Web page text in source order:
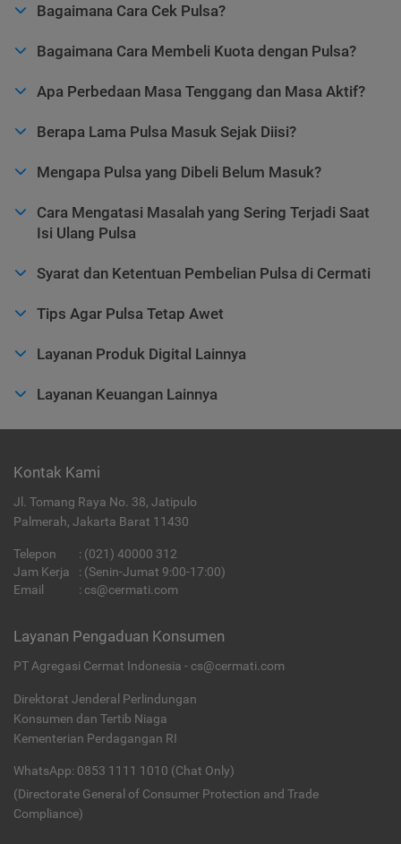
Bagaimana Cara Cek Pulsa?
Bagaimana Cara Membeli Kuota dengan Pulsa?
Apa Perbedaan Masa Tenggang dan Masa Aktif?
Berapa Lama Pulsa Masuk Sejak Diisi?
Mengapa Pulsa yang Dibeli Belum Masuk?
Cara Mengatasi Masalah yang Sering Terjadi Saat
Isi Ulang Pulsa
Syarat dan Ketentuan Pembelian Pulsa di Cermati
Tips Agar Pulsa Tetap Awet
Layanan Produk Digital Lainnya
Layanan Keuangan Lainnya
Kontak Kami
Jl. Tomang Raya No. 38, Jatipulo
Palmerah, Jakarta Barat 11430
Telepon : (021) 40000 312
Jam Kerja
: (Senin-Jumat 9:00-17:00)
Email
: cs@cermati.com
Layanan Pengaduan Konsumen
PT Agregasi Cermat Indonesia - cs@cermati.com
Direktorat Jenderal Perlindungan
Konsumen dan Tertib Niaga
Kementerian Perdagangan RI
WhatsApp: 0853 1111 1010 (Chat Only)
(Directorate General of Consumer Protection and Trade
Compliance)